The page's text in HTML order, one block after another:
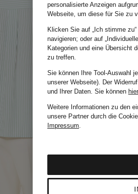
personalisierte Anzeigen
Webseite, um diese für Sie zu
Klicken Sie auf „Ich stimme
navigieren; oder auf
Kategorien und eine Übersicht
zu treffen.
Sie können Ihre Tool-Auswahl
unserer Webseite). Der
und Ihrer Daten. Sie können hier
Weitere Informationen zu den
unsere Partner durch die
Impressum.